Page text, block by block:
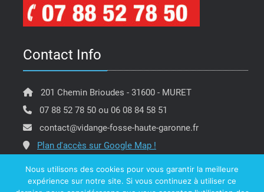
Contact Info
201 Chemin Brioudes - 31600 - MURET
07 88 52 78 50 ou 06 08 84 58 51
contact@vidange-fosse-haute-garonne.fr
Plan d'accès sur Google Map !
Nous utilisons des cookies pour vous garantir la meilleure
expérience sur notre site. Si vous continuez à utiliser ce